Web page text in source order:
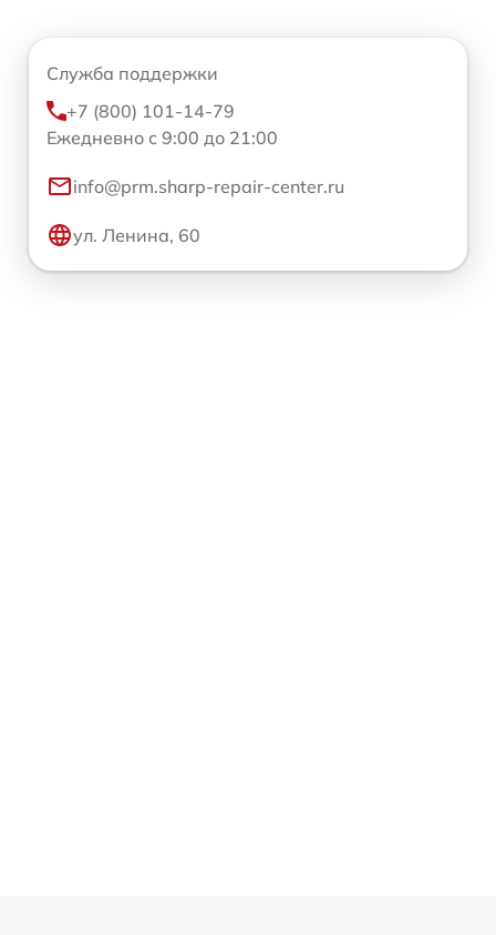
Служба поддержки
+7 (800) 101-14-79
Ежедневно с 9:00 до 21:00
info@prm.sharp-repair-center.ru
ул. Ленина, 60